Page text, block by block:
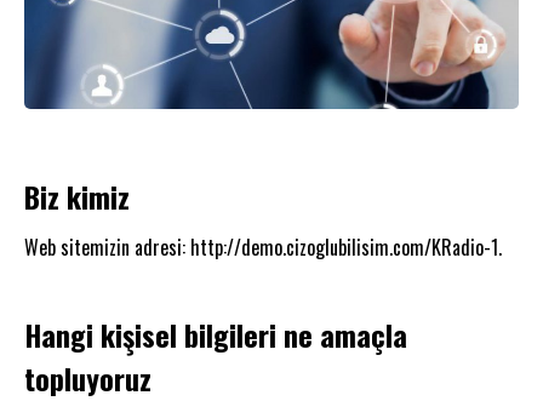
Biz kimiz
Web sitemizin adresi: http://demo.cizoglubilisim.com/KRadio-1.
Hangi kişisel bilgileri ne amaçla
topluyoruz